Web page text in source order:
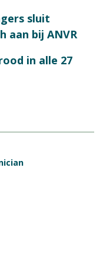
sluit
aan bij ANVR
in alle 27